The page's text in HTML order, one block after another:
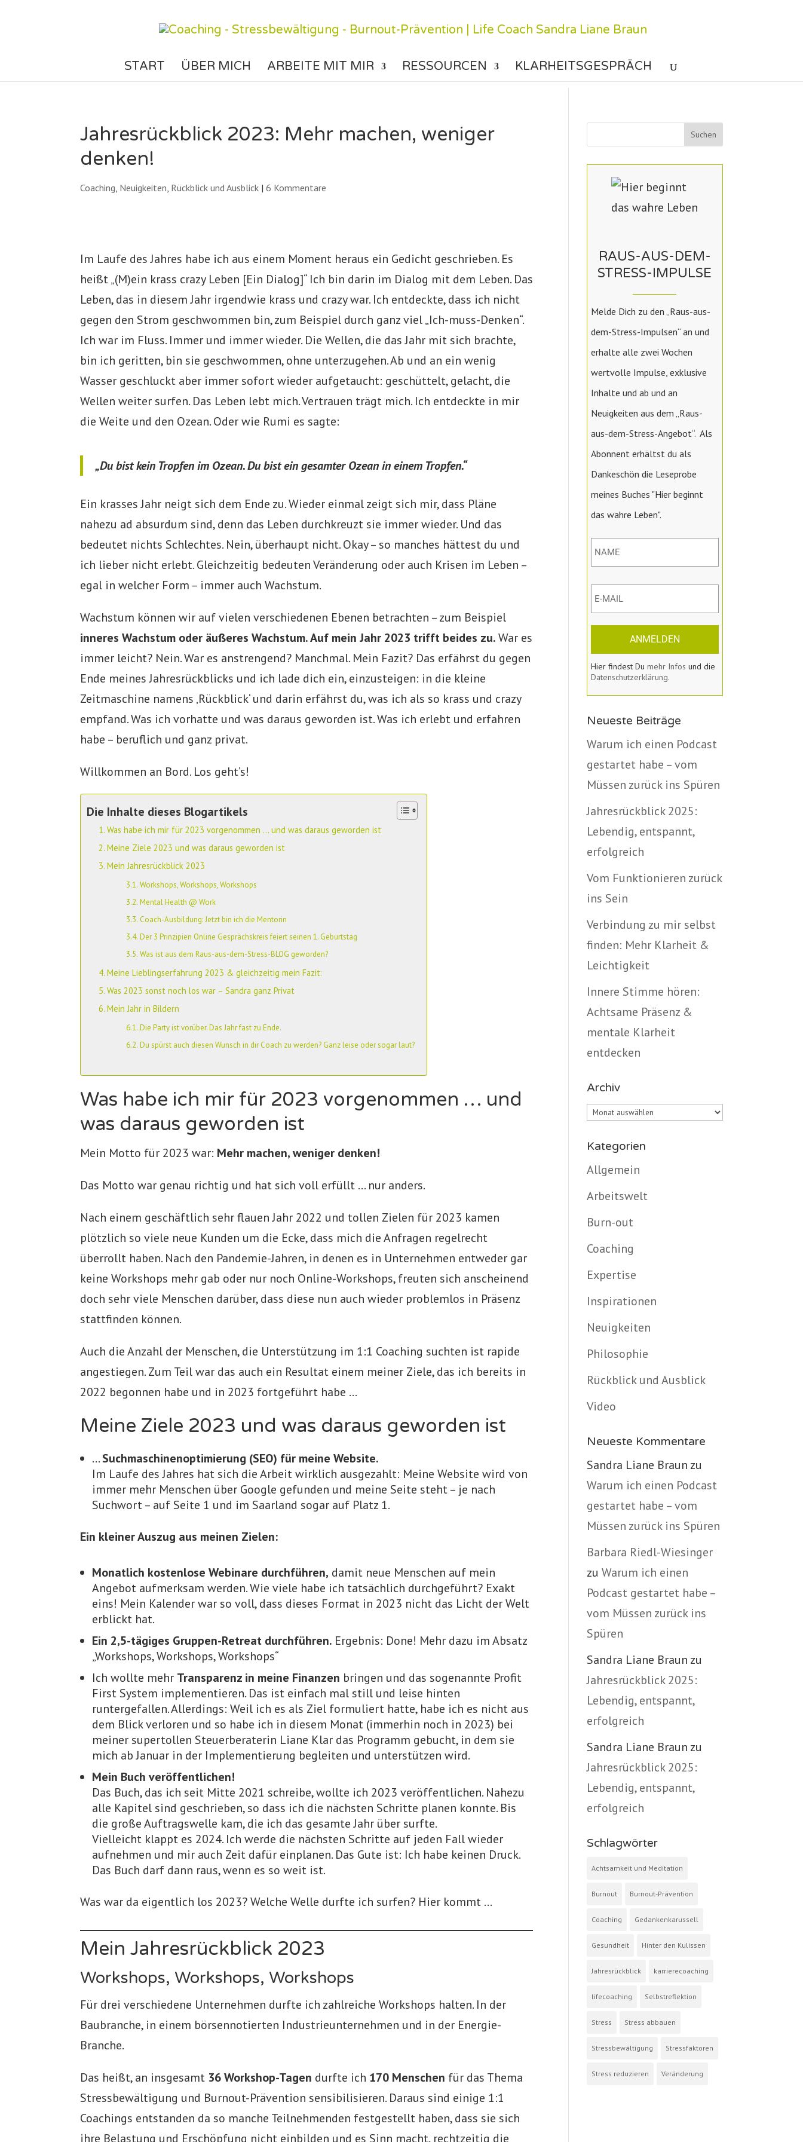
START ÜBER MICH ARBEITE MIT MIR RESSOURCEN KLARHEITSGESPRÄCH
Jahresrückblick 2023: Mehr machen, weniger
denken!
Coaching, Neuigkeiten, Rückblick und Ausblick |6 Kommentare
Im Laufe des Jahres habe ich aus einem Moment heraus ein Gedicht geschrieben. Es
heißt „(M)ein krass crazy Leben [Ein Dialog]“ Ich bin darin im Dialog mit dem Leben. Das
Leben, das in diesem Jahr irgendwie krass und crazy war. Ich entdeckte, dass ich nicht
gegen den Strom geschwommen bin, zum Beispiel durch ganz viel „Ich-muss-Denken“.
Ich war im Fluss. Immer und immer wieder. Die Wellen, die das Jahr mit sich brachte,
bin ich geritten, bin sie geschwommen, ohne unterzugehen. Ab und an ein wenig
Wasser geschluckt aber immer sofort wieder aufgetaucht: geschüttelt, gelacht, die
Wellen weiter surfen. Das Leben lebt mich. Vertrauen trägt mich. Ich entdeckte in mir
die Weite und den Ozean. Oder wie Rumi es sagte:
„Du bist kein Tropfen im Ozean. Du bist ein gesamter Ozean in einem Tropfen.“
Ein krasses Jahr neigt sich dem Ende zu. Wieder einmal zeigt sich mir, dass Pläne
nahezu ad absurdum sind, denn das Leben durchkreuzt sie immer wieder. Und das
bedeutet nichts Schlechtes. Nein, überhaupt nicht. Okay – so manches hättest du und
ich lieber nicht erlebt. Gleichzeitig bedeuten Veränderung oder auch Krisen im Leben –
egal in welcher Form – immer auch Wachstum.
Wachstum können wir auf vielen verschiedenen Ebenen betrachten – zum Beispiel
inneres Wachstum oder äußeres Wachstum. Auf mein Jahr 2023 trifft beides zu.War es
immer leicht? Nein. War es anstrengend? Manchmal. Mein Fazit? Das erfährst du gegen
Ende meines Jahresrückblicks und ich lade dich ein, einzusteigen: in die kleine
Zeitmaschine namens ‚Rückblick‘ und darin erfährst du, was ich als so krass und crazy
empfand. Was ich vorhatte und was daraus geworden ist. Was ich erlebt und erfahren
habe – beruflich und ganz privat.
Willkommen an Bord. Los geht’s!
Die Inhalte dieses Blogartikels
Was habe ich mir für 2023 vorgenommen … und was daraus geworden ist
Meine Ziele 2023 und was daraus geworden ist
Mein Jahresrückblick 2023
Workshops, Workshops, Workshops
Mental Health @ Work
Coach-Ausbildung: Jetzt bin ich die Mentorin
Der 3 Prinzipien Online Gesprächskreis feiert seinen 1. Geburtstag
Was ist aus dem Raus-aus-dem-Stress-BLOG geworden?
Meine Lieblingserfahrung 2023 & gleichzeitig mein Fazit:
Was 2023 sonst noch los war – Sandra ganz Privat
Mein Jahr in Bildern
Die Party ist vorüber. Das Jahr fast zu Ende.
Du spürst auch diesen Wunsch in dir Coach zu werden? Ganz leise oder sogar laut?
Was habe ich mir für 2023 vorgenommen … und
was daraus geworden ist
Mein Motto für 2023 war: Mehr machen, weniger denken!
Das Motto war genau richtig und hat sich voll erfüllt … nur anders.
Nach einem geschäftlich sehr flauen Jahr 2022 und tollen Zielen für 2023 kamen
plötzlich so viele neue Kunden um die Ecke, dass mich die Anfragen regelrecht
überrollt haben. Nach den Pandemie-Jahren, in denen es in Unternehmen entweder gar
keine Workshops mehr gab oder nur noch Online-Workshops, freuten sich anscheinend
doch sehr viele Menschen darüber, dass diese nun auch wieder problemlos in Präsenz
stattfinden können.
Auch die Anzahl der Menschen, die Unterstützung im 1:1 Coaching suchten ist rapide
angestiegen. Zum Teil war das auch ein Resultat einem meiner Ziele, das ich bereits in
2022 begonnen habe und in 2023 fortgeführt habe …
Meine Ziele 2023 und was daraus geworden ist
…Suchmaschinenoptimierung (SEO) für meine Website.
Im Laufe des Jahres hat sich die Arbeit wirklich ausgezahlt: Meine Website wird von
immer mehr Menschen über Google gefunden und meine Seite steht – je nach
Suchwort – auf Seite 1 und im Saarland sogar auf Platz 1.
Ein kleiner Auszug aus meinen Zielen:
Monatlich kostenlose Webinare durchführen, damit neue Menschen auf mein
Angebot aufmerksam werden. Wie viele habe ich tatsächlich durchgeführt? Exakt
eins! Mein Kalender war so voll, dass dieses Format in 2023 nicht das Licht der Welt
erblickt hat.
Ein 2,5-tägiges Gruppen-Retreat durchführen. Ergebnis: Done! Mehr dazu im Absatz
„Workshops, Workshops, Workshops“
Ich wollte mehr Transparenz in meine Finanzen bringen und das sogenannte Profit
First System implementieren. Das ist einfach mal still und leise hinten
runtergefallen. Allerdings: Weil ich es als Ziel formuliert hatte, habe ich es nicht aus
dem Blick verloren und so habe ich in diesem Monat (immerhin noch in 2023) bei
meiner supertollen Steuerberaterin Liane Klar das Programm gebucht, in dem sie
mich ab Januar in der Implementierung begleiten und unterstützen wird.
Mein Buch veröffentlichen!
Das Buch, das ich seit Mitte 2021 schreibe, wollte ich 2023 veröffentlichen. Nahezu
alle Kapitel sind geschrieben, so dass ich die nächsten Schritte planen konnte. Bis
die große Auftragswelle kam, die ich das gesamte Jahr über surfte.
Vielleicht klappt es 2024. Ich werde die nächsten Schritte auf jeden Fall wieder
aufnehmen und mir auch Zeit dafür einplanen. Das Gute ist: Ich habe keinen Druck.
Das Buch darf dann raus, wenn es so weit ist.
Was war da eigentlich los 2023? Welche Welle durfte ich surfen? Hier kommt …
Mein Jahresrückblick 2023
Workshops, Workshops, Workshops
Für drei verschiedene Unternehmen durfte ich zahlreiche Workshops halten. In der
Baubranche, in einem börsennotierten Industrieunternehmen und in der Energie-
Branche.
Das heißt, an insgesamt 36 Workshop-Tagen durfte ich 170 Menschen für das Thema
Stressbewältigung und Burnout-Prävention sensibilisieren. Daraus sind einige 1:1
Coachings entstanden da so manche Teilnehmenden festgestellt haben, dass sie sich
ihre Belastung und Erschöpfung nicht einbilden und es Sinn macht, rechtzeitig die
RAUS-AUS-DEM-
STRESS-IMPULSE
Melde Dich zu den „Raus-aus-
dem-Stress-Impulsen“ an und
erhalte alle zwei Wochen
wertvolle Impulse, exklusive
Inhalte und ab und an
Neuigkeiten aus dem „Raus-
aus-dem-Stress-Angebot“. Als
Abonnent erhältst du als
Dankeschön die Leseprobe
meines Buches "Hier beginnt
das wahre Leben".
ANMELDEN
Hier findest Du mehr Infos und die
Datenschutzerklärung.
Neueste Beiträge
Warum ich einen Podcast
gestartet habe – vom
Müssen zurück ins Spüren
Jahresrückblick 2025:
Lebendig, entspannt,
erfolgreich
Vom Funktionieren zurück
ins Sein
Verbindung zu mir selbst
finden: Mehr Klarheit &
Leichtigkeit
Innere Stimme hören:
Achtsame Präsenz &
mentale Klarheit
entdecken
Archiv
Archiv
Kategorien
Allgemein
Arbeitswelt
Burn-out
Coaching
Expertise
Inspirationen
Neuigkeiten
Philosophie
Rückblick und Ausblick
Video
Neueste Kommentare
Sandra Liane Braun zu
Warum ich einen Podcast
gestartet habe – vom
Müssen zurück ins Spüren
Barbara Riedl-Wiesinger
zu Warum ich einen
Podcast gestartet habe –
vom Müssen zurück ins
Spüren
Sandra Liane Braun zu
Jahresrückblick 2025:
Lebendig, entspannt,
erfolgreich
Sandra Liane Braun zu
Jahresrückblick 2025:
Lebendig, entspannt,
erfolgreich
Schlagwörter
Achtsamkeit und Meditation
Burnout Burnout-Prävention
Coaching Gedankenkarussell
Gesundheit Hinter den Kulissen
Jahresrückblick karrierecoaching
lifecoaching Selbstreflektion
Stress Stress abbauen
Stressbewältigung Stressfaktoren
Stress reduzieren Veränderung